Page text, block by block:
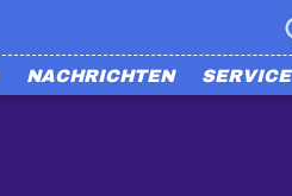
NACHRICHTEN SERVICE